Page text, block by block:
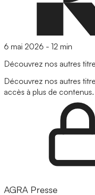
6 mai 2026 - 12 min
Découvrez nos autres
Découvrez nos autres
accès à plus de contenus.
AGRA Presse